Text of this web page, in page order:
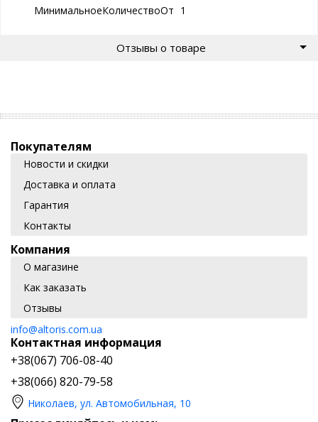
МинимальноеКоличествоОтгрузки
1
Отзывы о товаре
Покупателям
Новости и скидки
Доставка и оплата
Гарантия
Контакты
Компания
О магазине
Как заказать
Отзывы
info@altoris.com.ua
Контактная информация
+38(067) 706-08-40
+38(066) 820-79-58
Николаев, ул. Автомобильная, 10